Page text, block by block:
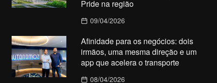
Pride na região
09/04/2026
Afinidade para os negócios: dois
irmãos, uma mesma direção e um
app que acelera o transporte
08/04/2026